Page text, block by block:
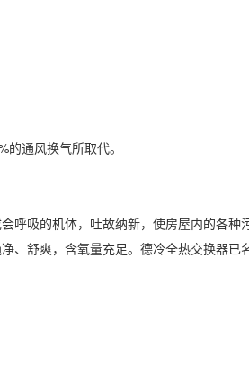
通风换气所取代。
呼吸的机体，吐故纳新，使房屋内的各种
、舒爽，含氧量充足。德冷全热交换器已